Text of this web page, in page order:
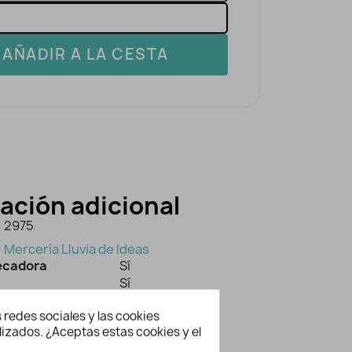
AÑADIR A LA CESTA
adicional
2975
Mercería Lluvia de Ideas
Sí
Sí
40
Sí
P
Sí
sociales y las cookies
¿Aceptas estas cookies y el